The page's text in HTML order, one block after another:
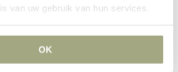
van uw gebruik van hun services.
OK
ILT
– Air
(AOC)